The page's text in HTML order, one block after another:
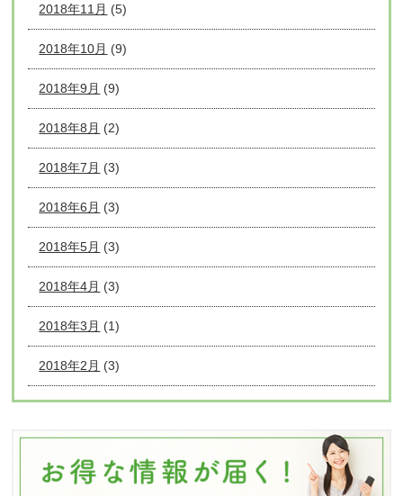
2018年11月 (5)
2018年10月 (9)
2018年9月 (9)
2018年8月 (2)
2018年7月 (3)
2018年6月 (3)
2018年5月 (3)
2018年4月 (3)
2018年3月 (1)
2018年2月 (3)